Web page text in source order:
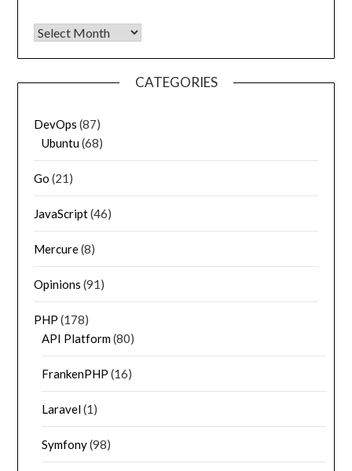
Archives
CATEGORIES
DevOps (87)
Ubuntu(68)
Go (21)
JavaScript(46)
Mercure(8)
Opinions (91)
PHP (178)
API Platform(80)
FrankenPHP (16)
Laravel(1)
Symfony(98)